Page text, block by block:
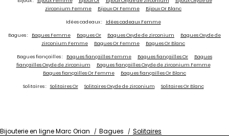
zirconium Femme
Bijoux Or Femme Bijoux Or Blanc
Idées cadeaux : Idées cadeaux Femme
Bagues : Bagues Femme Bagues Or Bagues Oxyde de zirconium
Bagues Oxyde de
zirconium Femme
Bagues Or Femme Bagues Or Blanc
Bagues fiançailles : Bagues fiançailles Femme Bagues fiançailles Or
Bagues
fiançailles Oxyde de zirconium
Bagues fiançailles Oxyde de zirconium Femme
Bagues fiançailles Or Femme
Bagues fiançailles Or Blanc
Solitaires : Solitaires Or Solitaires Oxyde de zirconium Solitaires Or Blanc
Bijouterie en ligne Marc Orian Bagues Solitaires